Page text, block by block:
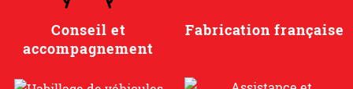
Conseil et
accompagnement
Fabrication française